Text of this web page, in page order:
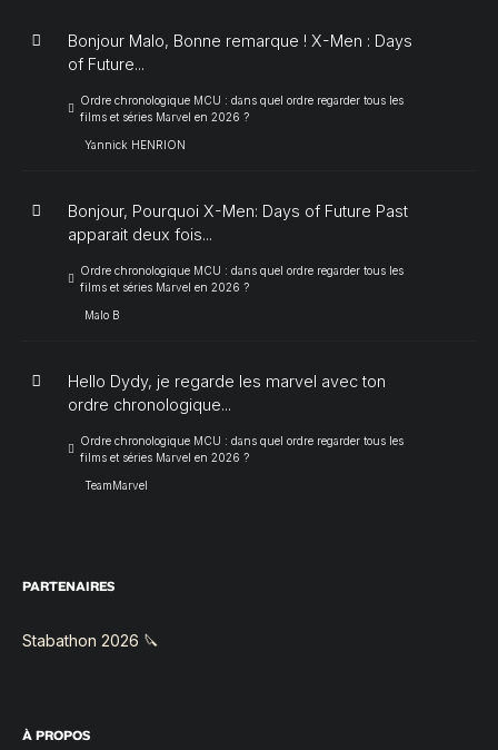
Bonjour Malo, Bonne remarque ! X-Men : Days
of Future...
Ordre chronologique MCU : dans quel ordre regarder tous les
films et séries Marvel en 2026 ?
Yannick HENRION
Bonjour, Pourquoi X-Men: Days of Future Past
apparait deux fois...
Ordre chronologique MCU : dans quel ordre regarder tous les
films et séries Marvel en 2026 ?
Malo B
Hello Dydy, je regarde les marvel avec ton
ordre chronologique...
Ordre chronologique MCU : dans quel ordre regarder tous les
films et séries Marvel en 2026 ?
TeamMarvel
PARTENAIRES
Stabathon 2026 🔪
À PROPOS